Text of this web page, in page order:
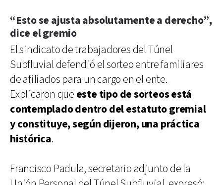
“Esto se ajusta absolutamente a derecho”,
dice el gremio
El sindicato de trabajadores del Túnel
Subfluvial defendió el sorteo entre familiares
de afiliados para un cargo en el ente.
Explicaron que este tipo de sorteos está
contemplado dentro del estatuto gremial
y constituye, según dijeron, una práctica
histórica.
Francisco Padula, secretario adjunto de la